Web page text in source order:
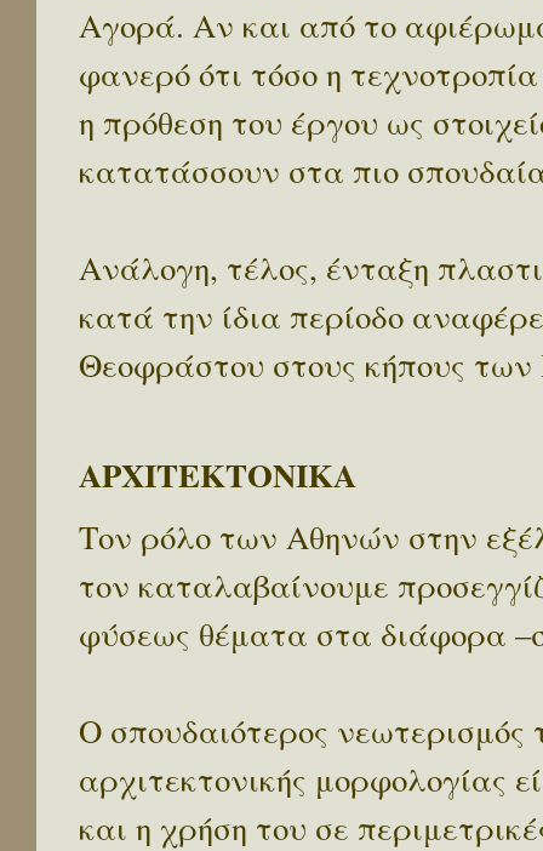
Αγορά. Αν και από το
φανερό ότι τόσο η
η πρόθεση του έργου ως
κατατάσσουν στα πιο
Ανάλογη, τέλος, ένταξη
κατά την ίδια περίοδο
Θεοφράστου στους κήπους
ΑΡΧΙΤΕΚΤΟΝΙΚΑ
Τον ρόλο των Αθηνών στην
τον καταλαβαίνουμε
φύσεως θέματα στα διάφορα
Ο σπουδαιότερος νεωτερισμός
αρχιτεκτονικής μορφολογίας
και η χρήση του σε